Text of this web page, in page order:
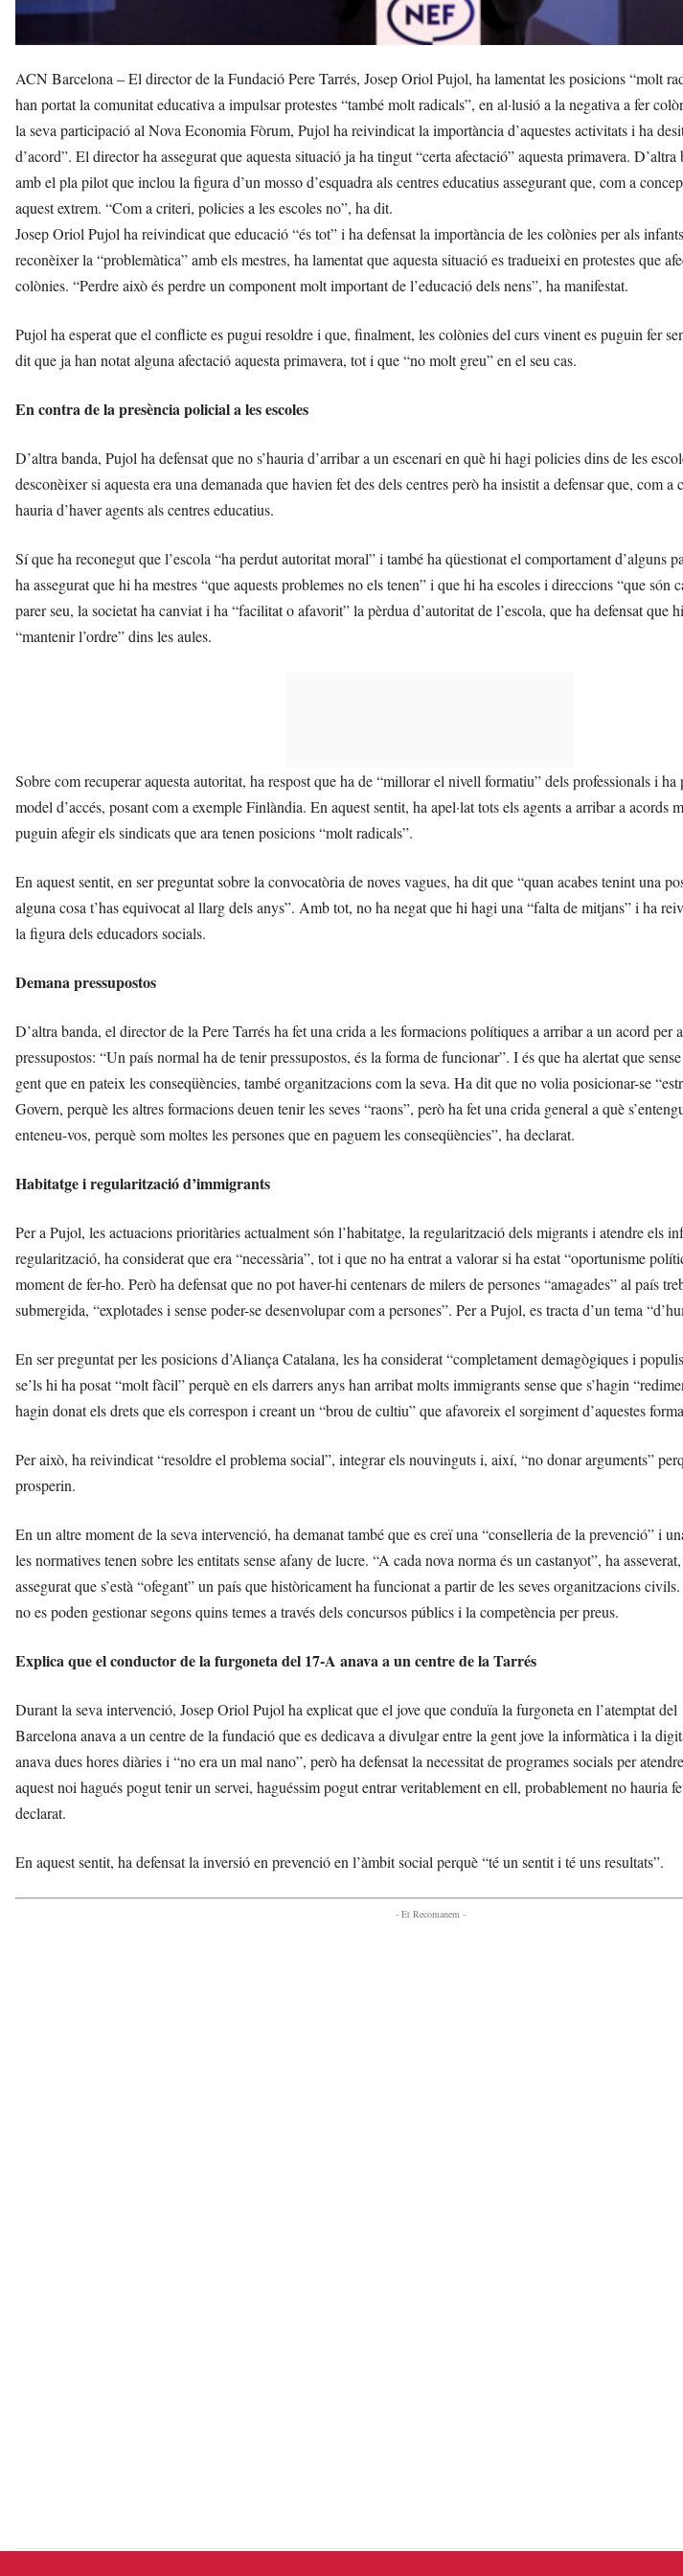
ACN Barcelona – El director de la Fundació Pere Tarrés, Josep Oriol Pujol, ha lamentat les posicions “molt
han portat la comunitat educativa a impulsar protestes “també molt radicals”, en al·lusió a la negativa a fer
la seva participació al Nova Economia Fòrum, Pujol ha reivindicat la importància d’aquestes activitats i ha
d’acord”. El director ha assegurat que aquesta situació ja ha tingut “certa afectació” aquesta primavera. D’altra
amb el pla pilot que inclou la figura d’un mosso d’esquadra als centres educatius assegurant que, com a
aquest extrem. “Com a criteri, policies a les escoles no”, ha dit.
Josep Oriol Pujol ha reivindicat que educació “és tot” i ha defensat la importància de les colònies per als
reconèixer la “problemàtica” amb els mestres, ha lamentat que aquesta situació es tradueixi en protestes que
colònies. “Perdre això és perdre un component molt important de l’educació dels nens”, ha manifestat.
Pujol ha esperat que el conflicte es pugui resoldre i que, finalment, les colònies del curs vinent es puguin fer
dit que ja han notat alguna afectació aquesta primavera, tot i que “no molt greu” en el seu cas.
En contra de la presència policial a les escoles
D’altra banda, Pujol ha defensat que no s’hauria d’arribar a un escenari en què hi hagi policies dins de les
desconèixer si aquesta era una demanada que havien fet des dels centres però ha insistit a defensar que, com
hauria d’haver agents als centres educatius.
Sí que ha reconegut que l’escola “ha perdut autoritat moral” i també ha qüestionat el comportament d’alguns
ha assegurat que hi ha mestres “que aquests problemes no els tenen” i que hi ha escoles i direccions “que són
parer seu, la societat ha canviat i ha “facilitat o afavorit” la pèrdua d’autoritat de l’escola, que ha defensat que
“mantenir l’ordre” dins les aules.
Sobre com recuperar aquesta autoritat, ha respost que ha de “millorar el nivell formatiu” dels professionals i ha
model d’accés, posant com a exemple Finlàndia. En aquest sentit, ha apel·lat tots els agents a arribar a acords
puguin afegir els sindicats que ara tenen posicions “molt radicals”.
En aquest sentit, en ser preguntat sobre la convocatòria de noves vagues, ha dit que “quan acabes tenint una
alguna cosa t’has equivocat al llarg dels anys”. Amb tot, no ha negat que hi hagi una “falta de mitjans” i ha
la figura dels educadors socials.
Demana pressupostos
D’altra banda, el director de la Pere Tarrés ha fet una crida a les formacions polítiques a arribar a un acord per
pressupostos: “Un país normal ha de tenir pressupostos, és la forma de funcionar”. I és que ha alertat que
gent que en pateix les conseqüències, també organitzacions com la seva. Ha dit que no volia posicionar-se
Govern, perquè les altres formacions deuen tenir les seves “raons”, però ha fet una crida general a què
enteneu-vos, perquè som moltes les persones que en paguem les conseqüències”, ha declarat.
Habitatge i regularització d’immigrants
Per a Pujol, les actuacions prioritàries actualment són l’habitatge, la regularització dels migrants i atendre els
regularització, ha considerat que era “necessària”, tot i que no ha entrat a valorar si ha estat “oportunisme
moment de fer-ho. Però ha defensat que no pot haver-hi centenars de milers de persones “amagades” al país
submergida, “explotades i sense poder-se desenvolupar com a persones”. Per a Pujol, es tracta d’un tema
En ser preguntat per les posicions d’Aliança Catalana, les ha considerat “completament demagògiques i
se’ls hi ha posat “molt fàcil” perquè en els darrers anys han arribat molts immigrants sense que s’hagin
hagin donat els drets que els correspon i creant un “brou de cultiu” que afavoreix el sorgiment d’aquestes
Per això, ha reivindicat “resoldre el problema social”, integrar els nouvinguts i, així, “no donar arguments”
prosperin.
En un altre moment de la seva intervenció, ha demanat també que es creï una “conselleria de la prevenció” i
les normatives tenen sobre les entitats sense afany de lucre. “A cada nova norma és un castanyot”, ha
assegurat que s’està “ofegant” un país que històricament ha funcionat a partir de les seves organitzacions
no es poden gestionar segons quins temes a través dels concursos públics i la competència per preus.
Explica que el conductor de la furgoneta del 17-A anava a un centre de la Tarrés
Durant la seva intervenció, Josep Oriol Pujol ha explicat que el jove que conduïa la furgoneta en l’atemptat
Barcelona anava a un centre de la fundació que es dedicava a divulgar entre la gent jove la informàtica i la
anava dues hores diàries i “no era un mal nano”, però ha defensat la necessitat de programes socials per
aquest noi hagués pogut tenir un servei, haguéssim pogut entrar veritablement en ell, probablement no hauria
declarat.
En aquest sentit, ha defensat la inversió en prevenció en l’àmbit social perquè “té un sentit i té uns resultats”.
- Et Recomanem -